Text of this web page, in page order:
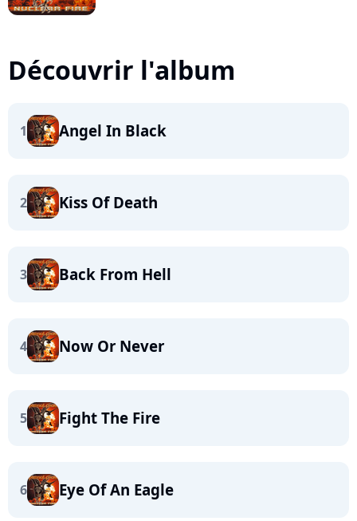
Découvrir l'album
1 Angel In Black
2 Kiss Of Death
3 Back From Hell
4 Now Or Never
5 Fight The Fire
6 Eye Of An Eagle